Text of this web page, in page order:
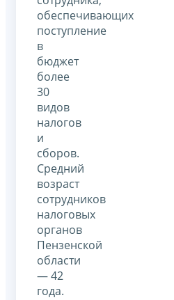
обеспечивающих
поступление
в
бюджет
более
30
видов
налогов
и
сборов.
Средний
возраст
сотрудников
налоговых
органов
Пензенской
области
— 42
года.